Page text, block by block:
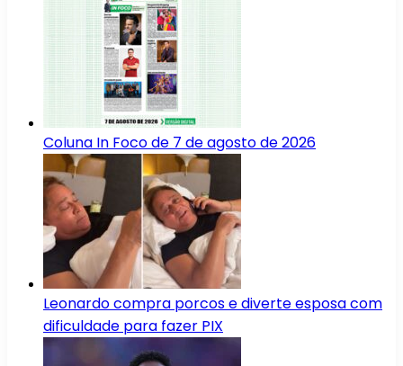
Coluna In Foco de 7 de agosto de 2026
Leonardo compra porcos e diverte esposa com
dificuldade para fazer PIX